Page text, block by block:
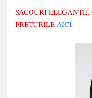
SACOURI ELEGANTE,
PRETURILE AICI